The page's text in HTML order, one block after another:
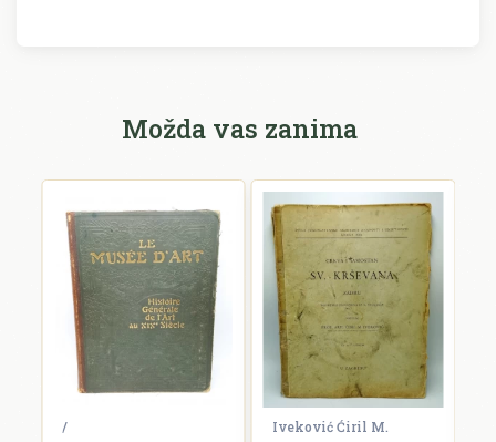
Možda vas zanima
/ Iveković Ćiril M.